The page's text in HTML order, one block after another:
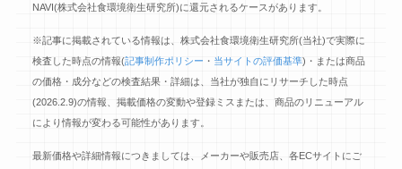
NAVI(株式会社食環境衛生研究所)に還元されるケースがあります。
※記事に掲載されている情報は、株式会社食環境衛生研究所(当社)で実際に
検査した時点の情報(記事制作ポリシー ・ 当サイトの評価基準)・または商品
の価格・成分などの検査結果・詳細は、当社が独自にリサーチした時点
(2026.2.9)の情報、掲載価格の変動や登録ミスまたは、商品のリニューアル
により情報が変わる可能性があります。
最新価格や詳細情報につきましては、メーカーや販売店、各ECサイトにご